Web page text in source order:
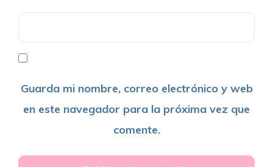
Guarda mi nombre, correo electrónico y web
en este navegador para la próxima vez que
comente.